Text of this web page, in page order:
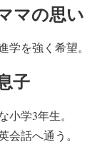
マの思い
を強く希望。
子
学3年生。
話へ通う。